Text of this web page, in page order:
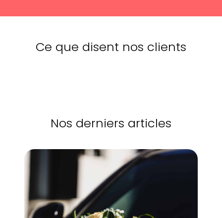
Ce que disent nos clients
Nos derniers articles